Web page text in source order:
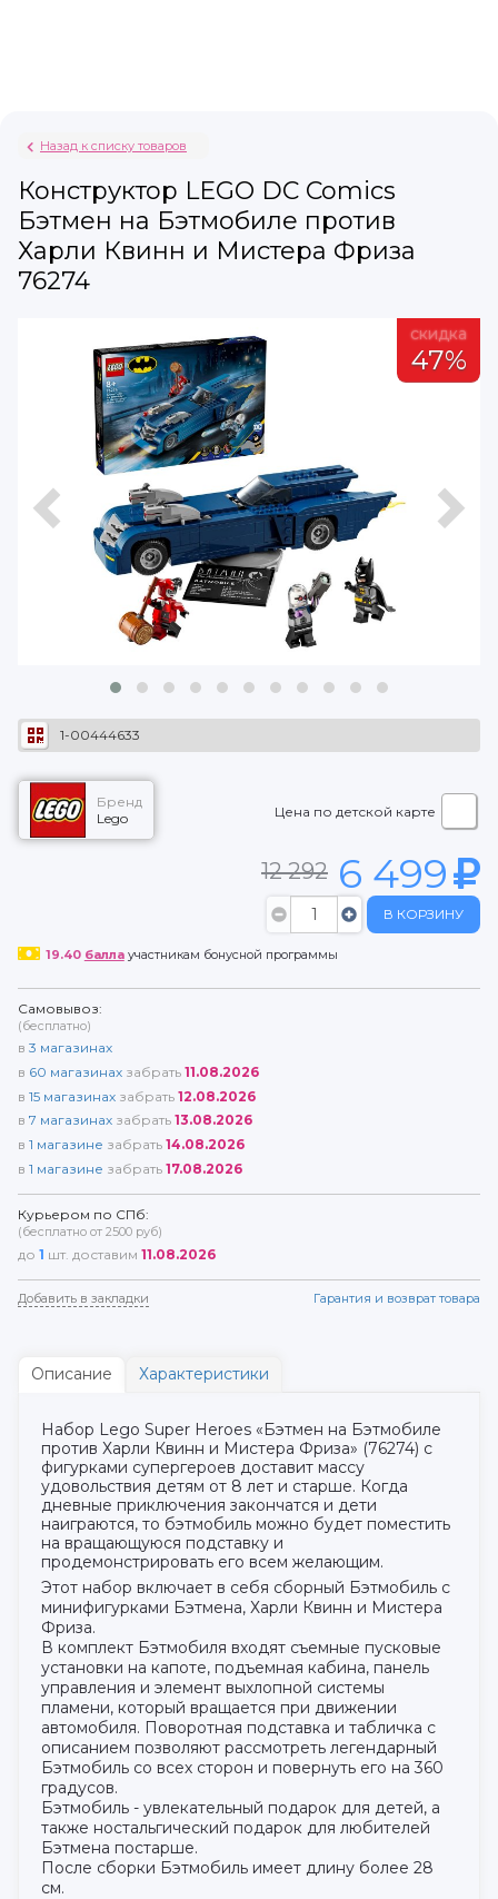
Назад к списку товаров
Конструктор LEGO DC Comics
Бэтмен на Бэтмобиле против
Харли Квинн и Мистера Фриза
76274
скидка
47%
1-00444633
Бренд
Lego
Цена по детской карте
12 292 6 499
В КОРЗИНУ
19.40 баллаучастникам бонусной программы
Самовывоз:
(бесплатно)
в 3 магазинах
в 60 магазинах забрать 11.08.2026
в 15 магазинах забрать 12.08.2026
в 7 магазинах забрать 13.08.2026
в 1 магазине забрать 14.08.2026
в 1 магазине забрать 17.08.2026
Курьером по СПб:
(бесплатно от 2500 руб)
до 1 шт. доставим 11.08.2026
Добавить в закладки Гарантия и возврат товара
Описание Характеристики
Набор Lego Super Heroes «Бэтмен на Бэтмобиле
против Харли Квинн и Мистера Фриза» (76274) с
фигурками супергероев доставит массу
удовольствия детям от 8 лет и старше. Когда
дневные приключения закончатся и дети
наиграются, то бэтмобиль можно будет поместить
на вращающуюся подставку и
продемонстрировать его всем желающим.
Этот набор включает в себя сборный Бэтмобиль с
минифигурками Бэтмена, Харли Квинн и Мистера
Фриза.
В комплект Бэтмобиля входят съемные пусковые
установки на капоте, подъемная кабина, панель
управления и элемент выхлопной системы
пламени, который вращается при движении
автомобиля. Поворотная подставка и табличка с
описанием позволяют рассмотреть легендарный
Бэтмобиль со всех сторон и повернуть его на 360
градусов.
Бэтмобиль - увлекательный подарок для детей, а
также ностальгический подарок для любителей
Бэтмена постарше.
После сборки Бэтмобиль имеет длину более 28
см.